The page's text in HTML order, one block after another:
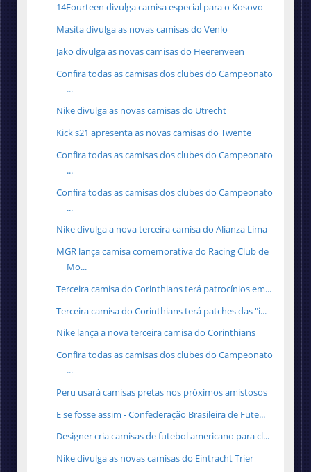
14Fourteen divulga camisa especial para o Kosovo
Masita divulga as novas camisas do Venlo
Jako divulga as novas camisas do Heerenveen
Confira todas as camisas dos clubes do Campeonato
...
Nike divulga as novas camisas do Utrecht
Kick's21 apresenta as novas camisas do Twente
Confira todas as camisas dos clubes do Campeonato
...
Confira todas as camisas dos clubes do Campeonato
...
Nike divulga a nova terceira camisa do Alianza Lima
MGR lança camisa comemorativa do Racing Club de
Mo...
Terceira camisa do Corinthians terá patrocínios em...
Terceira camisa do Corinthians terá patches das "i...
Nike lança a nova terceira camisa do Corinthians
Confira todas as camisas dos clubes do Campeonato
...
Peru usará camisas pretas nos próximos amistosos
E se fosse assim - Confederação Brasileira de Fute...
Designer cria camisas de futebol americano para cl...
Nike divulga as novas camisas do Eintracht Trier